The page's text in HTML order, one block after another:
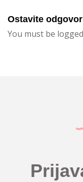
Ostavite odgovor
You must be